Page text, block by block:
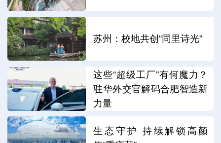
苏州：校地共创“同里诗光”
这些“超级工厂”有何魔力？
驻华外交官解码合肥智造新
力量
生态守护 持续解锁高颜